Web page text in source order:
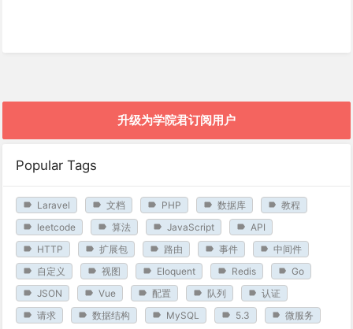
升级为学院君订阅用户
Popular Tags
Laravel 文档 PHP 数据库
教程
leetcode
算法 JavaScript
API
HTTP
扩展包 路由 事件
中间件
自定义
视图 Eloquent Redis
Go
JSON
Vue 配置 队列
认证
请求
数据结构 MySQL 5.3
微服务